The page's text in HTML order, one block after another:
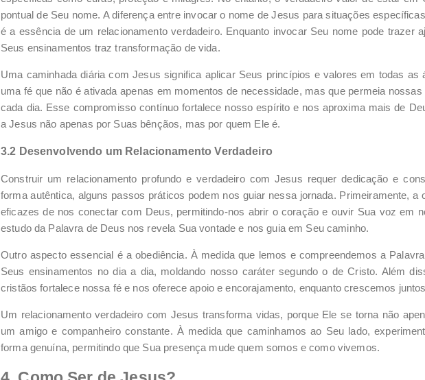
pontual de Seu nome. A diferença entre invocar o nome de Jesus para situações
é a essência de um relacionamento verdadeiro. Enquanto invocar Seu nome pode trazer
Seus ensinamentos traz transformação de vida.
Uma caminhada diária com Jesus significa aplicar Seus princípios e valores em todas
uma fé que não é ativada apenas em momentos de necessidade, mas que permeia
cada dia. Esse compromisso contínuo fortalece nosso espírito e nos aproxima mais de
a Jesus não apenas por Suas bênçãos, mas por quem Ele é.
3.2 Desenvolvendo um Relacionamento Verdadeiro
Construir um relacionamento profundo e verdadeiro com Jesus requer dedicação e
forma autêntica, alguns passos práticos podem nos guiar nessa jornada. Primeiramente, a
eficazes de nos conectar com Deus, permitindo-nos abrir o coração e ouvir Sua voz em
estudo da Palavra de Deus nos revela Sua vontade e nos guia em Seu caminho.
Outro aspecto essencial é a obediência. À medida que lemos e compreendemos a
Seus ensinamentos no dia a dia, moldando nosso caráter segundo o de Cristo. Além
cristãos fortalece nossa fé e nos oferece apoio e encorajamento, enquanto crescemos
Um relacionamento verdadeiro com Jesus transforma vidas, porque Ele se torna não
um amigo e companheiro constante. À medida que caminhamos ao Seu lado,
forma genuína, permitindo que Sua presença mude quem somos e como vivemos.